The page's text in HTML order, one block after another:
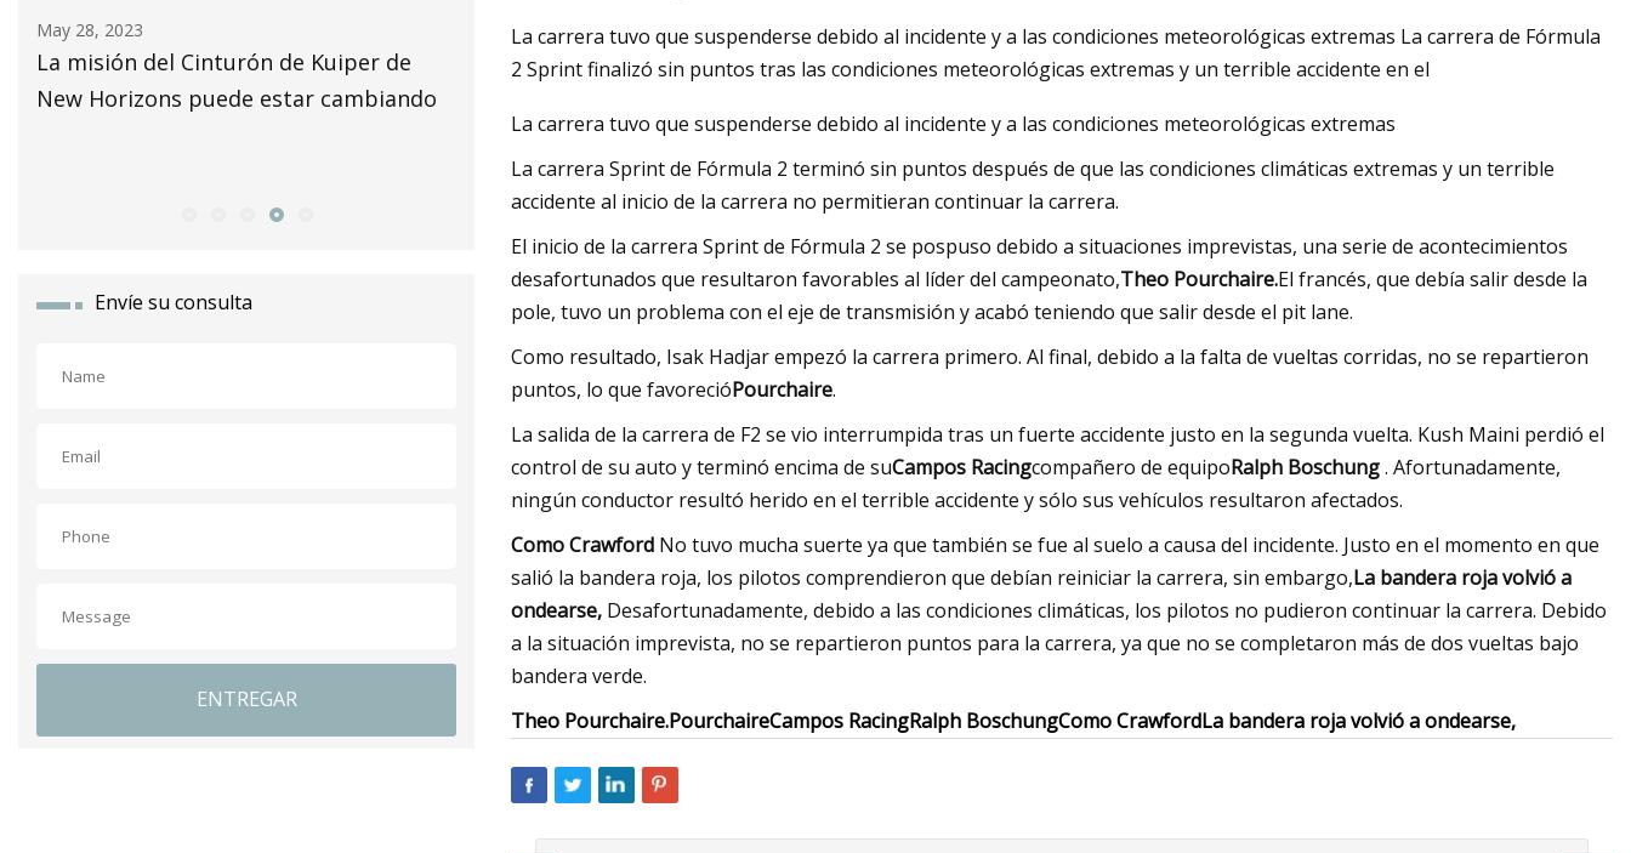
May 28, 2023
La misión del Cinturón de Kuiper de
New Horizons puede estar cambiando
May 29, 2023
Comprobar la tensión de la correa se
impresoras 3D Prusa
May 25, 2023
Johnson del estado de Texas, Capizzi y
jugadores de voleibol Sun Belt de la
semana
Envíe su consulta
ENTREGAR
La carrera tuvo que suspenderse debido al incidente y a las condiciones meteorológicas extremas La carrera de Fórmula
2 Sprint finalizó sin puntos tras las condiciones meteorológicas extremas y un terrible accidente en el
La carrera tuvo que suspenderse debido al incidente y a las condiciones meteorológicas extremas
La carrera Sprint de Fórmula 2 terminó sin puntos después de que las condiciones climáticas extremas y un terrible
accidente al inicio de la carrera no permitieran continuar la carrera.
El inicio de la carrera Sprint de Fórmula 2 se pospuso debido a situaciones imprevistas, una serie de acontecimientos
desafortunados que resultaron favorables al líder del campeonato,Theo Pourchaire.El francés, que debía salir desde la
pole, tuvo un problema con el eje de transmisión y acabó teniendo que salir desde el pit lane.
Como resultado, Isak Hadjar empezó la carrera primero. Al final, debido a la falta de vueltas corridas, no se repartieron
puntos, lo que favorecióPourchaire.
La salida de la carrera de F2 se vio interrumpida tras un fuerte accidente justo en la segunda vuelta. Kush Maini perdió el
control de su auto y terminó encima de suCampos Racingcompañero de equipoRalph Boschung. Afortunadamente,
ningún conductor resultó herido en el terrible accidente y sólo sus vehículos resultaron afectados.
Como Crawford No tuvo mucha suerte ya que también se fue al suelo a causa del incidente. Justo en el momento en que
salió la bandera roja, los pilotos comprendieron que debían reiniciar la carrera, sin embargo,La bandera roja volvió a
ondearse, Desafortunadamente, debido a las condiciones climáticas, los pilotos no pudieron continuar la carrera. Debido
a la situación imprevista, no se repartieron puntos para la carrera, ya que no se completaron más de dos vueltas bajo
bandera verde.
Theo Pourchaire.PourchaireCampos RacingRalph BoschungComo CrawfordLa bandera roja volvió a ondearse,